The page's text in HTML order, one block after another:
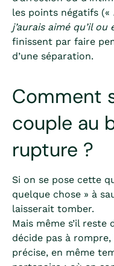
les points négatifs («
j’aurais aimé qu’il ou
finissent par faire
d’une séparation.
Comment
couple au
rupture ?
Si on se pose cette
quelque chose » à
laisserait tomber.
Mais même s’il reste
décide pas à
précise, en même